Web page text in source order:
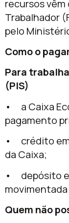
recursos vêm
Trabalhador
pelo
Como o
Para
(PIS)
• a Caixa
pagamento
• crédito
da Caixa;
• depósito
Quem não